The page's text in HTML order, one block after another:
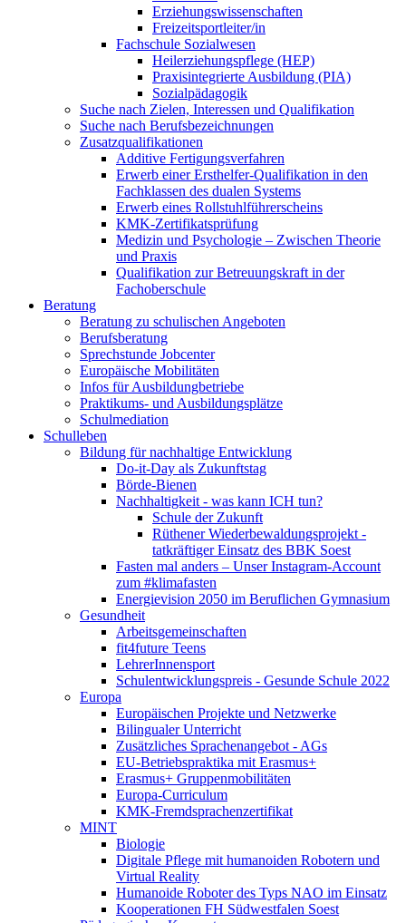
Erziehungswissenschaften
Freizeitsportleiter/in
Fachschule Sozialwesen
Heilerziehungspflege (HEP)
Praxisintegrierte Ausbildung (PIA)
Sozialpädagogik
Suche nach Zielen, Interessen und Qualifikation
Suche nach Berufsbezeichnungen
Zusatzqualifikationen
Additive Fertigungsverfahren
Erwerb einer Ersthelfer-Qualifikation in den
Fachklassen des dualen Systems
Erwerb eines Rollstuhlführerscheins
KMK-Zertifikatsprüfung
Medizin und Psychologie – Zwischen Theorie
und Praxis
Qualifikation zur Betreuungskraft in der
Fachoberschule
Beratung
Beratung zu schulischen Angeboten
Berufsberatung
Sprechstunde Jobcenter
Europäische Mobilitäten
Infos für Ausbildungbetriebe
Praktikums- und Ausbildungsplätze
Schulmediation
Schulleben
Bildung für nachhaltige Entwicklung
Do-it-Day als Zukunftstag
Börde-Bienen
Nachhaltigkeit - was kann ICH tun?
Schule der Zukunft
Rüthener Wiederbewaldungsprojekt -
tatkräftiger Einsatz des BBK Soest
Fasten mal anders – Unser Instagram-Account
zum #klimafasten
Energievision 2050 im Beruflichen Gymnasium
Gesundheit
Arbeitsgemeinschaften
fit4future Teens
LehrerInnensport
Schulentwicklungspreis - Gesunde Schule 2022
Europa
Europäischen Projekte und Netzwerke
Bilingualer Unterricht
Zusätzliches Sprachenangebot - AGs
EU-Betriebspraktika mit Erasmus+
Erasmus+ Gruppenmobilitäten
Europa-Curriculum
KMK-Fremdsprachenzertifikat
MINT
Biologie
Digitale Pflege mit humanoiden Robotern und
Virtual Reality
Humanoide Roboter des Typs NAO im Einsatz
Kooperationen FH Südwestfalen Soest